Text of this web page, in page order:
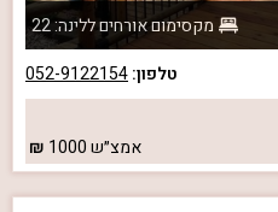
מקסימום אורחים ללינה: 22
טלפון:052-9122154
אמצ״ש1000